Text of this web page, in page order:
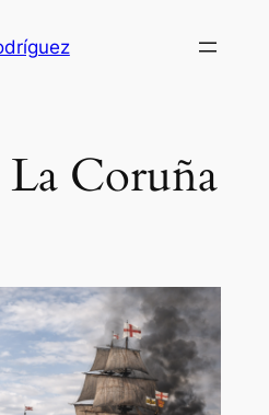
La Coruña